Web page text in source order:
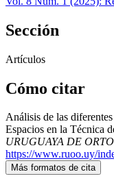
Sección
Artículos
Cómo citar
Análisis de las
Espacios en la Técnica
URUGUAYA DE
https://www.ruoo.uy/
Más formatos de cita